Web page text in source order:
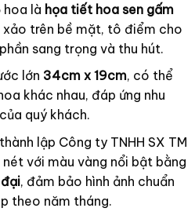
hoa là họa tiết hoa sen gấm
trên bề mặt, tô điểm cho
sang trọng và thu hút.
lớn 34cm x 19cm, có thể
khác nhau, đáp ứng nhu
quý khách.
lập Công ty TNHH SX TM
với màu vàng nổi bật bằng
, đảm bảo hình ảnh chuẩn
theo năm tháng.